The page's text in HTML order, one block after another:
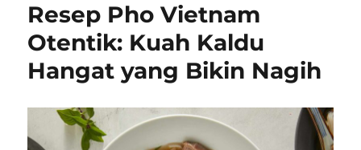
Resep Pho Vietnam
Otentik: Kuah Kaldu
Hangat yang Bikin Nagih